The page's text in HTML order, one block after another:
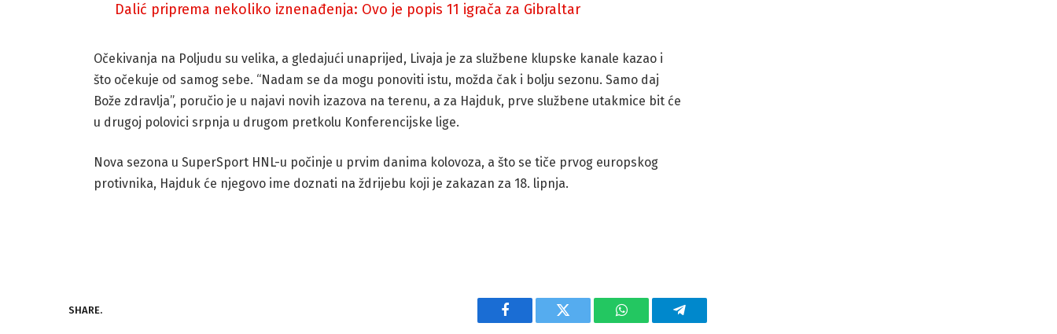
Dalić priprema nekoliko iznenađenja: Ovo je popis 11 igrača za Gibraltar
Očekivanja na Poljudu su velika, a gledajući unaprijed, Livaja je za službene klupske kanale kazao i
što očekuje od samog sebe. “Nadam se da mogu ponoviti istu, možda čak i bolju sezonu. Samo daj
Bože zdravlja”, poručio je u najavi novih izazova na terenu, a za Hajduk, prve službene utakmice bit će
u drugoj polovici srpnja u drugom pretkolu Konferencijske lige.
Nova sezona u SuperSport HNL-u počinje u prvim danima kolovoza, a što se tiče prvog europskog
protivnika, Hajduk će njegovo ime doznati na ždrijebu koji je zakazan za 18. lipnja.
SHARE.
Facebook Twitter WhatsAppTelegram